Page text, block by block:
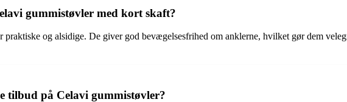
gummistøvler med kort skaft?
praktiske og alsidige. De giver god bevægelsesfrihed om anklerne, hvilket gør dem
tilbud på Celavi gummistøvler?